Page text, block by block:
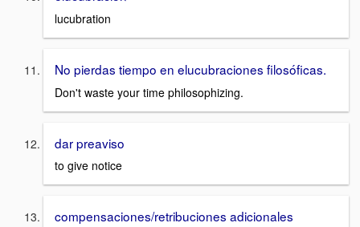
lucubration
No pierdas tiempo en elucubraciones filosóficas.
Don't waste your time philosophizing.
dar preaviso
to give notice
compensaciones/retribuciones adicionales